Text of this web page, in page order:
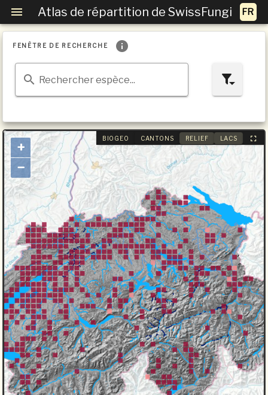
Atlas de répartition de SwissFungi
FENÊTRE DE RECHERCHE
Rechercher espèce...
BIOGEO CANTONS RELIEF LACS
+
−